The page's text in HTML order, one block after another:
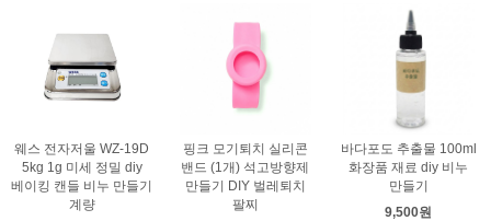
웨스 전자저울 WZ-19D
5kg 1g 미세 정밀 diy
베이킹 캔들 비누 만들기
계량
핑크 모기퇴치 실리콘
밴드 (1개) 석고방향제
만들기 DIY 벌레퇴치
팔찌
바다포도 추출물 100ml
화장품 재료 diy 비누
만들기
9,500원